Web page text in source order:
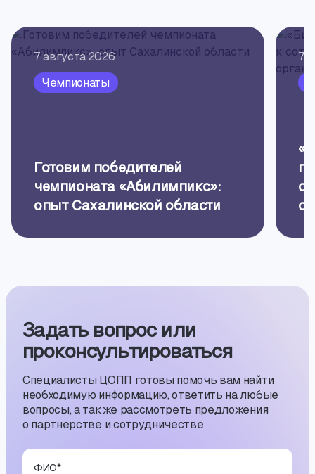
7 августа 2026
Чемпионаты
Готовим победителей
чемпионата «Абилимпикс»:
опыт Сахалинской области
7
Задать вопрос или
проконсуль­тиро­ваться
Специалисты ЦОПП готовы помочь вам найти
необходимую информацию, ответить на любые
вопросы, а также рассмотреть предложения
о партнерстве и сотрудничестве
ФИО*